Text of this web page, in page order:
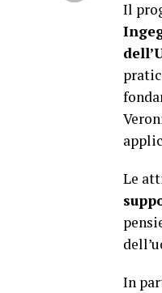
Il
Le
In